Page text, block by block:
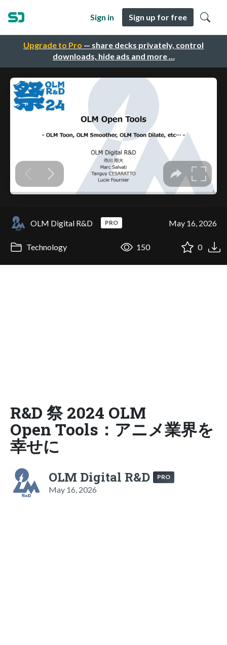
Upgrade to Pro — share decks privately, control
downloads, hide ads and more …
Sign in Sign up for free
OLM Digital R&D PRO May 16, 2026
Technology 150 0
R&D 祭 2024 OLM
Open Tools：アニメ業界を
幸せに
OLM Digital R&D PRO
May 16, 2026